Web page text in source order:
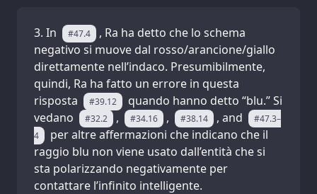
In #47.4
, Ra ha detto che lo schema
negativo si muove dal rosso/arancione/giallo
direttamente nell’indaco. Presumibilmente,
quindi, Ra ha fatto un errore in questa
risposta
#39.12
quando hanno detto “blu.” Si
vedano
#32.2 , #34.16 , #38.14 , and
#47.3–
4
per altre affermazioni che indicano che il
raggio blu non viene usato dall’entità che si
sta polarizzando negativamente per
contattare l’infinito intelligente.